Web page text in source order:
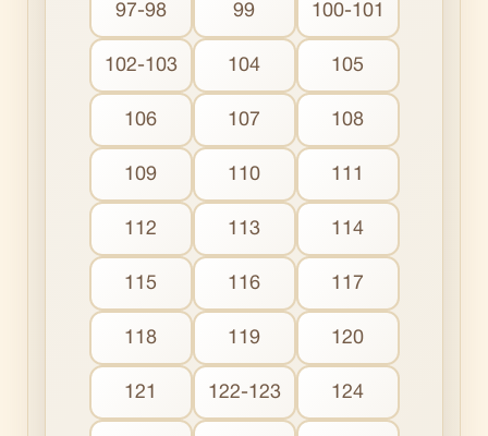
97-98 99 100-101
102-103 104 105
106 107 108
109 110 111
112 113 114
115 116 117
118 119 120
121 122-123 124